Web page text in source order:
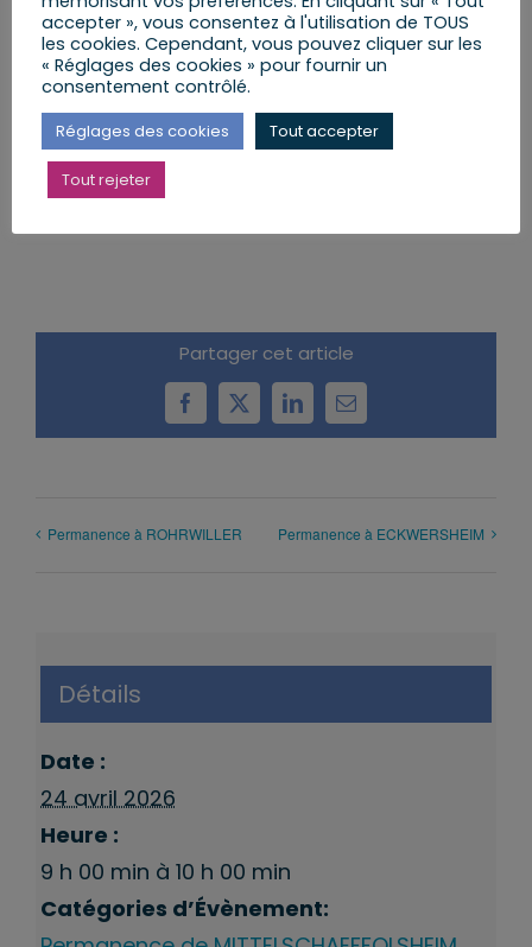
AJOUTER AU CALENDRIER
Partager cet article
Facebook
X LinkedInEmail
Permanence à ROHRWILLER Permanence à ECKWERSHEIM
Détails
Date :
24 avril 2026
Heure :
9 h 00 min à 10 h 00 min
Catégories d’Évènement:
accepter », vous consentez à l'utilisation de TOUS
les cookies. Cependant, vous pouvez cliquer sur les
« Réglages des cookies » pour fournir un
consentement contrôlé.
Réglages des cookies Tout accepter
Tout rejeter